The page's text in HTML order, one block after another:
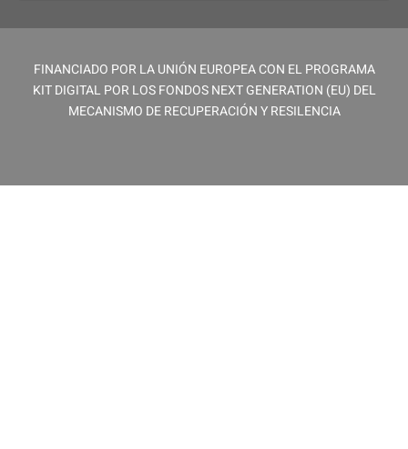
FINANCIADO POR LA UNIÓN EUROPEA CON EL PROGRAMA
KIT DIGITAL POR LOS FONDOS NEXT GENERATION (EU) DEL
MECANISMO DE RECUPERACIÓN Y RESILENCIA